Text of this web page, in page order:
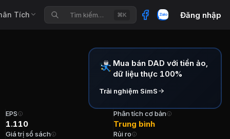
Tích Tìm kiếm… ⌘K Đăng nhập
Mua bán DAD với tiền ảo,
dữ liệu thực 100%
Trải nghiệm SimS
EPS
1.110
Giá trị sổ sách
Phân tích cơ bản
Trung bình
Rủi ro